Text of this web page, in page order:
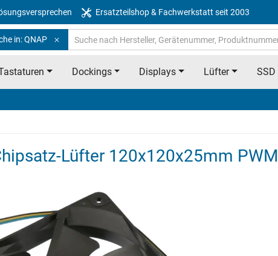
Ersatzteilshop & Fachwerkstatt seit 2003
in: QNAP
Dockings Displays Lüfter SSD
Lüfter 120x120x25mm PWM